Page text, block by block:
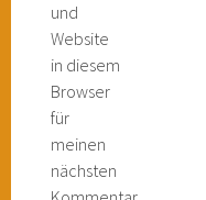
und
Website
in diesem
Browser
für
meinen
nächsten